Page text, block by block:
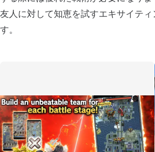
友人に対して知恵を試すエキサイテ
す。